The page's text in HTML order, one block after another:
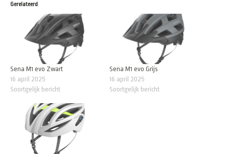
Gerelateerd
Sena M1 evo Zwart
16 april 2025
Soortgelijk bericht
Sena M1 evo Grijs
16 april 2025
Soortgelijk bericht